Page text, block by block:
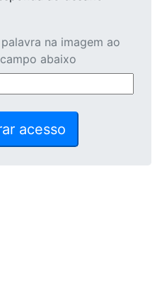
na imagem ao
abaixo